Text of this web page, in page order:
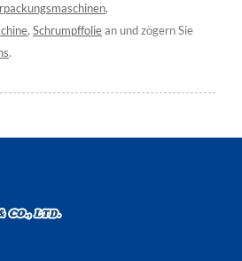
,
, Schrumpffoliean und zögern Sie
.